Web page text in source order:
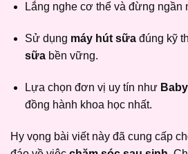
Lắng nghe cơ thể và đừng ngần
Sử dụng máy hút sữađúng kỹ
sữabền vững.
Lựa chọn đơn vị uy tín như
đồng hành khoa học nhất.
Hy vọng bài viết này đã cung cấp